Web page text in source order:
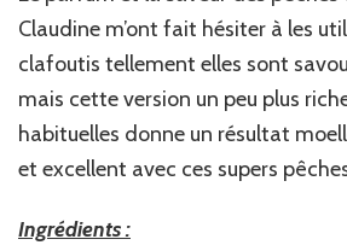
Claudine m’ont fait hésiter à les
clafoutis tellement elles sont
mais cette version un peu plus
habituelles donne un résultat
et excellent avec ces supers
Ingrédients :